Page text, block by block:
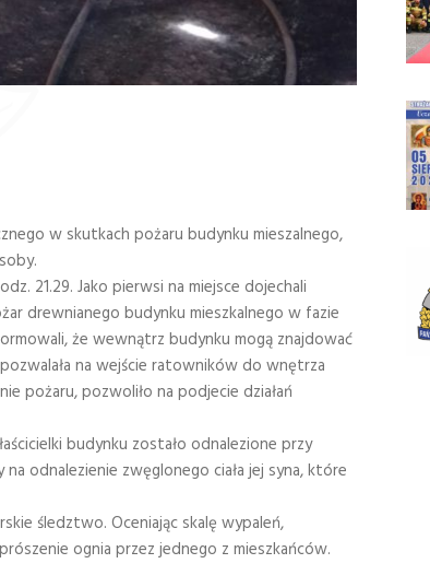
w skutkach pożaru budynku mieszalnego,
21.29. Jako pierwsi na miejsce dojechali
drewnianego budynku mieszkalnego w fazie
że wewnątrz budynku mogą znajdować
na wejście ratowników do wnętrza
pożaru, pozwoliło na podjecie działań
budynku zostało odnalezione przy
odnalezienie zwęglonego ciała jej syna, które
śledztwo. Oceniając skalę wypaleń,
ognia przez jednego z mieszkańców.